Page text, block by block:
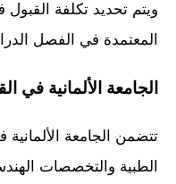
ويتم تحديد تكلفة
المعتمدة في الفصل
الجامعة الألمانية في
تتضمن الجامعة
الطبية والتخصصات